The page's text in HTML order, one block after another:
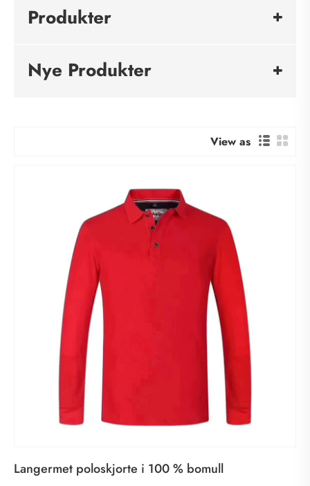
Produkter
Nye Produkter
View as
Langermet poloskjorte i 100 % bomull